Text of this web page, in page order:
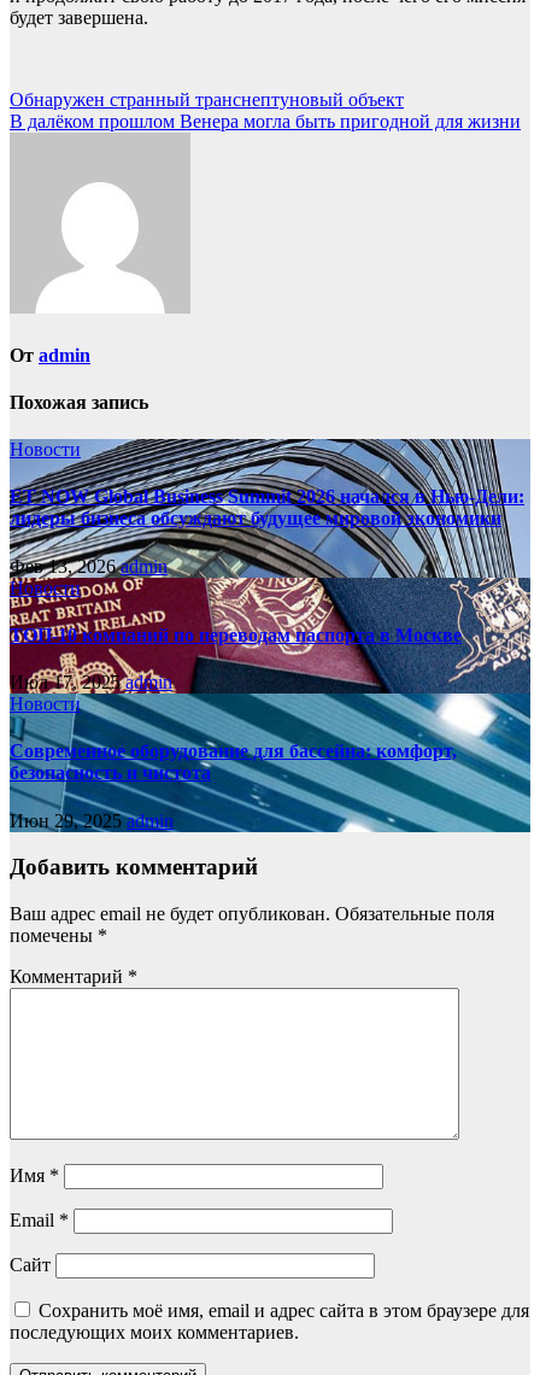
будет завершена.
Навигация
по
Обнаружен странный транснептуновый объект
В далёком прошлом Венера могла быть пригодной для жизни
От admin
Похожая запись
Новости
ET NOW Global Business Summit 2026 начался в Нью‑Дели:
лидеры бизнеса обсуждают будущее мировой экономики
Фев 13, 2026admin
Новости
ТОП-10 компаний по переводам паспорта в Москве
Июл 17, 2025admin
Новости
Современное оборудование для бассейна: комфорт,
безопасность и чистота
Июн 29, 2025admin
Добавить комментарий
Ваш адрес email не будет опубликован. Обязательные поля
помечены *
Комментарий *
Имя *
Email *
Сайт
Сохранить моё имя, email и адрес сайта в этом браузере для
последующих моих комментариев.